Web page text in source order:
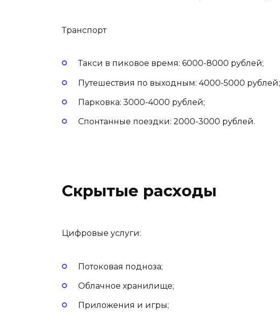
Транспорт
Такси в пиковое время: 6000-8000 рублей;
Путешествия по выходным: 4000-5000 рублей;
Парковка: 3000-4000 рублей;
Спонтанные поездки: 2000-3000 рублей.
Скрытые расходы
Цифровые услуги:
Потоковая подноза;
Облачное хранилище;
Приложения и игры;